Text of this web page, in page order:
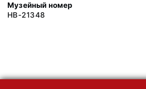
Музейный номер
НВ-21348